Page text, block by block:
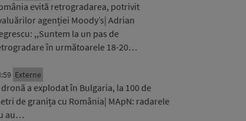
evită retrogradarea, potrivit
agenției Moody’s| Adrian
,,Suntem la un pas de
în următoarele 18-20…
Externe
dronă a explodat în Bulgaria, la 100 de
de granița cu România| MApN: radarele
au…